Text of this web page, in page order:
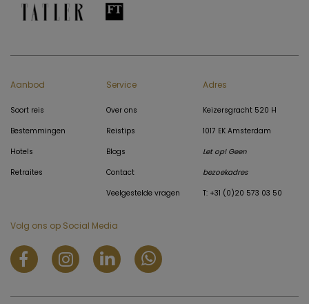
Aanbod
Soort reis
Bestemmingen
Hotels
Retraites
Service
Over ons
Reistips
Blogs
Contact
Veelgestelde vragen
Adres
Keizersgracht 520 H
1017 EK Amsterdam
Let op! Geen
bezoekadres
T: +31 (0)20 573 03 50
Volg ons op Social Media